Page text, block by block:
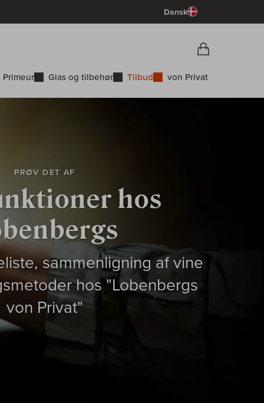
Dansk
Primeur Glas og tilbehør Tilbud von Privat
PRØV DET AF
hos
sammenligning af vine
hos "Lobenbergs
von Privat"